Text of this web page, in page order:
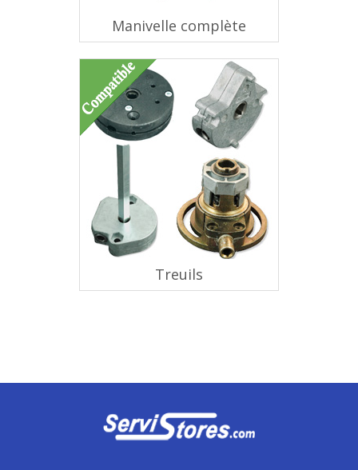
Manivelle complète
Treuils